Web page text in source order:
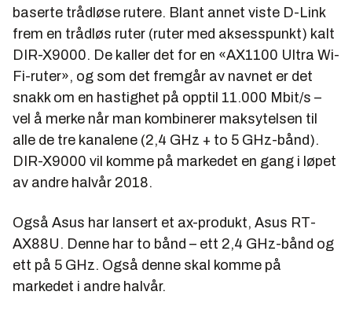
baserte trådløse rutere. Blant annet viste D-Link
frem en trådløs ruter (ruter med aksesspunkt) kalt
DIR-X9000. De kaller det for en «AX1100 Ultra Wi-
Fi-ruter», og som det fremgår av navnet er det
snakk om en hastighet på opptil 11.000 Mbit/s –
vel å merke når man kombinerer maksytelsen til
alle de tre kanalene (2,4 GHz + to 5 GHz-bånd).
DIR-X9000 vil komme på markedet en gang i løpet
av andre halvår 2018.
Også Asus har lansert et ax-produkt, Asus RT-
AX88U. Denne har to bånd – ett 2,4 GHz-bånd og
ett på 5 GHz. Også denne skal komme på
markedet i andre halvår.